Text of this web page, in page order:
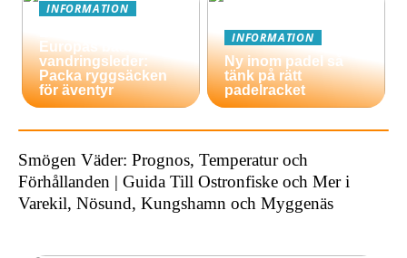
INFORMATION
Europas bästa
vandringsleder:
Packa ryggsäcken
för äventyr
INFORMATION
Ny inom padel så
tänk på rätt
padelracket
Smögen Väder: Prognos, Temperatur och
Förhållanden | Guida Till Ostronfiske och Mer i
Varekil, Nösund, Kungshamn och Myggenäs